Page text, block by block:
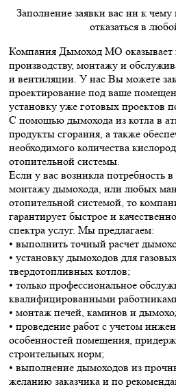
Заполнение заявки вас ни к
отказаться в
Компания Дымоход МО оказывает
производству, монтажу и
и вентиляции. У нас Вы можете
проектирование под ваше
установку уже готовых проектов
С помощью дымохода из котла в
продукты сгорания, а также
необходимого количества
отопительной системы.
Если у вас возникла потребность
монтажу дымохода, или любых
отопительной системой, то
гарантирует быстрое и
спектра услуг. Мы предлагаем:
• выполнить точный расчет
• установку дымоходов для
твердотопливных котлов;
• только профессиональное
квалифицированными
• монтаж печей, каминов и
• проведение работ с учетом
особенностей помещения,
строительных норм;
• выполнение дымоходов из
желанию заказчика и по